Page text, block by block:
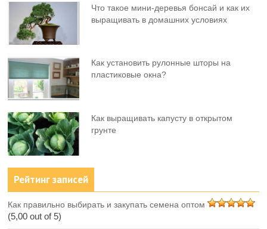
Что такое мини-деревья бонсай и как их
выращивать в домашних условиях
Как установить рулонные шторы на
пластиковые окна?
Как выращивать капусту в открытом
грунте
Рейтинг записей
Как правильно выбирать и закупать семена оптом
(5,00 out of 5)